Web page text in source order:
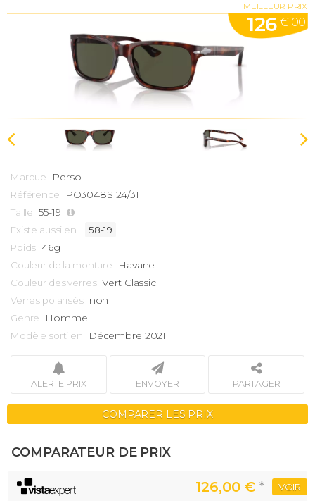
MEILLEUR PRIX
126 € 00
Marque Persol
Référence PO3048S 24/31
Taille 55-19
Existe aussi en
58-19
Poids 46g
Couleur de la monture Havane
Couleur des verres Vert Classic
Verres polarisés non
Genre Homme
Modèle sorti en Décembre 2021
ALERTE PRIX ENVOYER PARTAGER
COMPARER LES PRIX
COMPARATEUR DE PRIX
126,00 € * VOIR